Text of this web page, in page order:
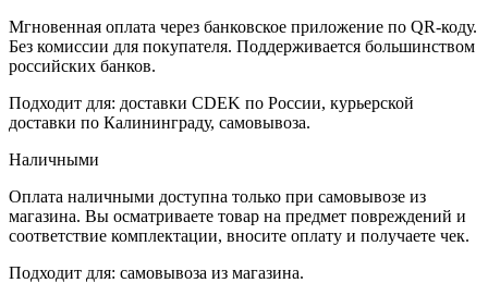
Мгновенная оплата через банковское приложение по QR-коду.
Без комиссии для покупателя. Поддерживается большинством
российских банков.
Подходит для: доставки CDEK по России, курьерской
доставки по Калининграду, самовывоза.
Наличными
Оплата наличными доступна только при самовывозе из
магазина. Вы осматриваете товар на предмет повреждений и
соответствие комплектации, вносите оплату и получаете чек.
Подходит для: самовывоза из магазина.